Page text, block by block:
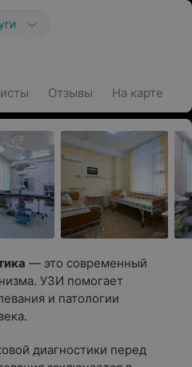
Отзывы На карте
— это современный
УЗИ помогает
и патологии
диагностики перед